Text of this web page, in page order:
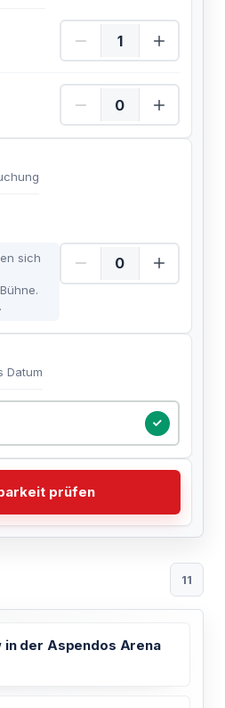
Erwachsene Menge
Kinder Menge
sich
Datum
prüfen
Sie Ihr bevorzugtes
11
in der Aspendos Arena